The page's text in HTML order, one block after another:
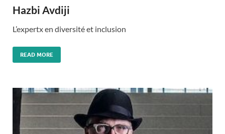
Hazbi Avdiji
L’expertx en diversité et inclusion
READ MORE